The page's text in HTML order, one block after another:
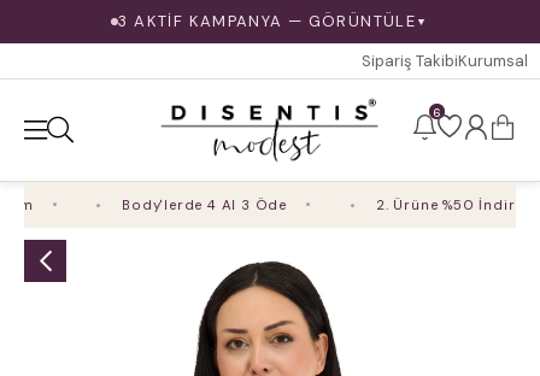
3 AKTİF KAMPANYA — GÖRÜNTÜLE ▼
Sipariş TakibiKurumsal
6
Body'lerde 4 Al 3 Öde 2. Ürüne %50 İndirim